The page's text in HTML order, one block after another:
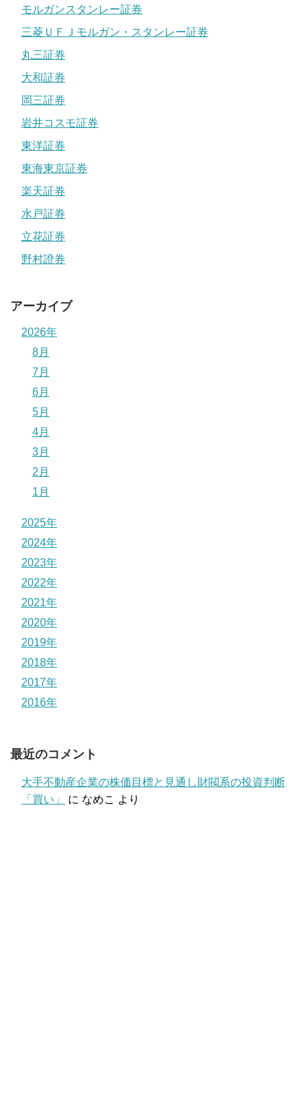
モルガンスタンレー証券
三菱ＵＦＪモルガン・スタンレー証券
丸三証券
大和証券
岡三証券
岩井コスモ証券
東洋証券
東海東京証券
楽天証券
水戸証券
立花証券
野村證券
アーカイブ
2026年
8月
7月
6月
5月
4月
3月
2月
1月
2025年
2024年
2023年
2022年
2021年
2020年
2019年
2018年
2017年
2016年
最近のコメント
大手不動産企業の株価目標と見通し財閥系の投資判断
「買い」
に なめこ より